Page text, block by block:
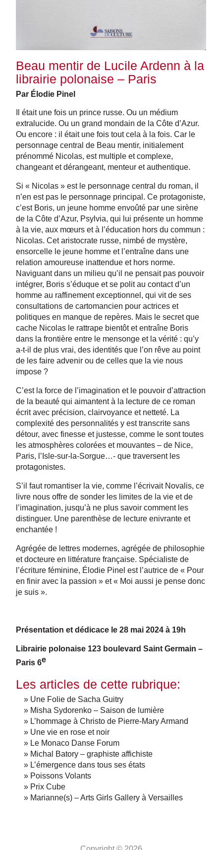
Beau mentir de Lucile Ardenn à la
librairie polonaise – Paris
Par Élodie Pinel
Il était une fois un prince russe. Ou un médium
extralucide. Ou un grand mondain de la Côte d’Azur.
Ou encore : il était une fois tout cela à la fois. Car le
personnage central de Beau mentir, initialement
prénommé Nicolas, est multiple et complexe,
changeant et dérangeant, menteur et authentique.
Si « Nicolas » est le personnage central du roman, il
n’en est pas le personnage principal. Ce protagoniste,
c’est Boris, un jeune homme envoûté par une sirène
de la Côte d’Azur, Psylvia, qui lui présente un homme
à la vie, aux mœurs et à l’éducation hors du commun :
Nicolas. Cet aristocrate russe, nimbé de mystère,
ensorcelle le jeune homme et l’entraîne dans une
relation amoureuse inattendue et hors norme.
Naviguant dans un milieu qu’il ne pensait pas pouvoir
intégrer, Boris s’éduque et se polit au contact d’un
homme au raffinement exceptionnel, qui vit de ses
consultations de cartomancien pour actrices et
politiques en manque de repères. Mais le secret que
cache Nicolas le rattrape bientôt et entraîne Boris
dans la frontière entre le mensonge et la vérité : qu’y
a-t-il de plus vrai, des identités que l’on rêve au point
de les faire advenir ou de celles que la vie nous
impose ?
C’est la force de l’imagination et le pouvoir d’attraction
de la beauté qui aimantent à la lecture de ce roman
écrit avec précision, clairvoyance et netteté. La
complexité des personnalités y est transcrite sans
détour, avec finesse et justesse, comme le sont toutes
les atmosphères colorées et mouvantes – de Nice,
Paris, l’Isle-sur-la-Sorgue…- que traversent les
protagonistes.
S’il faut romantiser la vie, comme l’écrivait Novalis, ce
livre nous offre de sonder les limites de la vie et de
l’imagination, jusqu’à ne plus savoir comment les
distinguer. Une parenthèse de lecture enivrante et
enchantée !
Agrégée de lettres modernes, agrégée de philosophie
et docteure en littérature française. Spécialiste de
l’écriture féminine, Élodie Pinel est l’autrice de « Pour
en finir avec la passion » et « Moi aussi je pense donc
je suis ».
Présentation et dédicace le 28 mai 2024 à 19h
Librairie polonaise 123 boulevard Saint Germain –
Paris 6e
Les articles de cette rubrique:
» Une Folie de Sacha Guitry
» Misha Sydorenko – Saison de lumière
» L’hommage à Christo de Pierre-Mary Armand
» Une vie en rose et noir
» Le Monaco Danse Forum
» Michal Batory – graphiste affichiste
» L’émergence dans tous ses états
» Poissons Volants
» Prix Cube
» Marianne(s) – Arts Girls Gallery à Versailles